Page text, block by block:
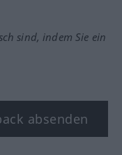
sind, indem Sie ein
absenden